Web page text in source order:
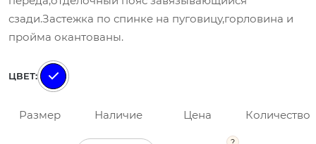
сзади.Застежка по спинке на пуговицу,горловина и
пройма окантованы.
ЦВЕТ:
Размер Наличие Цена Количество